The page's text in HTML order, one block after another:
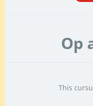
Op
This